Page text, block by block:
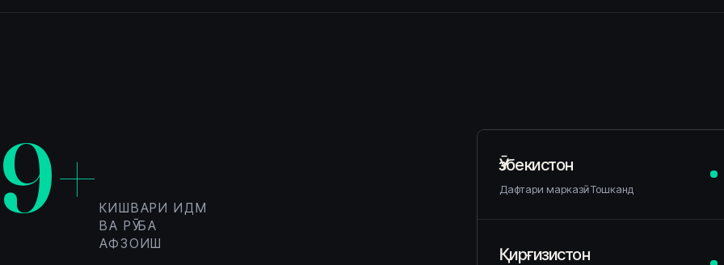
9+ КИШВАРИ ИДМ
ВА РӮ БА
АФЗОИШ
Ӯзбекистон
Дафтари марказӣ · Тошканд
Қирғизистон